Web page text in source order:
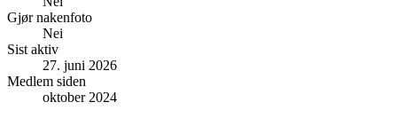
Gjør nakenfoto
Nei
Sist aktiv
27. juni 2026
Medlem siden
oktober 2024